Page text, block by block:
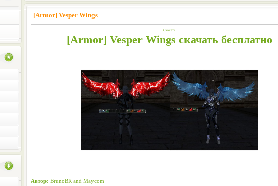
[Armor] Vesper Wings
Скачать
[Armor] Vesper Wings скачать бесплатно
Автор: BrunoBR and Maycom